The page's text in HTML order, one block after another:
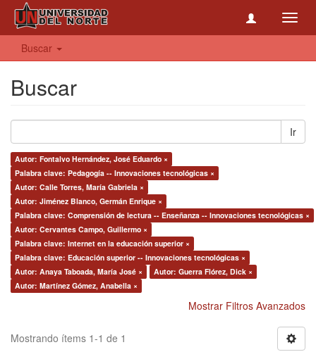
Buscar
Buscar
Ir
Autor: Fontalvo Hernández, José Eduardo ×
Palabra clave: Pedagogía -- Innovaciones tecnológicas ×
Autor: Calle Torres, María Gabriela ×
Autor: Jiménez Blanco, Germán Enrique ×
Palabra clave: Comprensión de lectura -- Enseñanza -- Innovaciones tecnológicas ×
Autor: Cervantes Campo, Guillermo ×
Palabra clave: Internet en la educación superior ×
Palabra clave: Educación superior -- Innovaciones tecnológicas ×
Autor: Anaya Taboada, María José ×
Autor: Guerra Flórez, Dick ×
Autor: Martínez Gómez, Anabella ×
Mostrar Filtros Avanzados
Mostrando ítems 1-1 de 1